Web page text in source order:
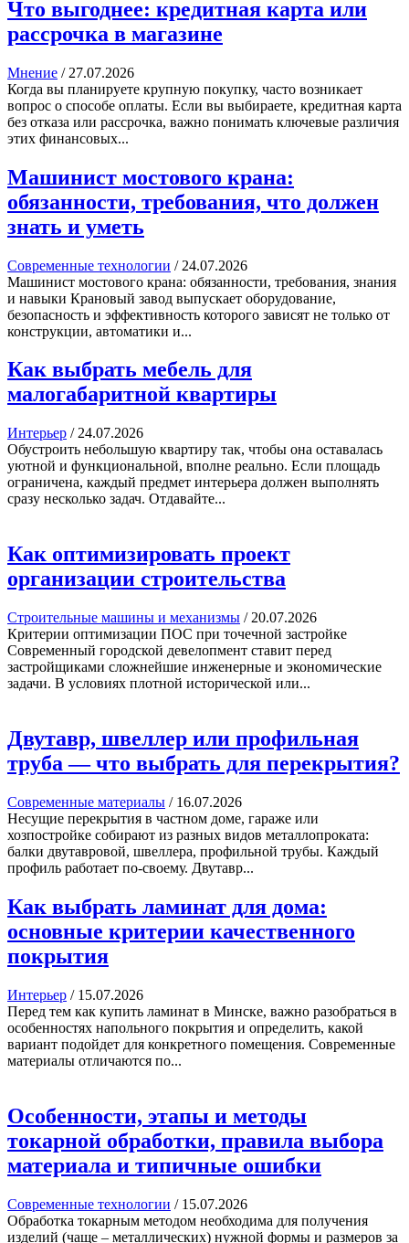
Что выгоднее: кредитная карта или
рассрочка в магазине
Мнение / 27.07.2026
Когда вы планируете крупную покупку, часто возникает
вопрос о способе оплаты. Если вы выбираете, кредитная карта
без отказа или рассрочка, важно понимать ключевые различия
этих финансовых...
Машинист мостового крана:
обязанности, требования, что должен
знать и уметь
Современные технологии / 24.07.2026
Машинист мостового крана: обязанности, требования, знания
и навыки Крановый завод выпускает оборудование,
безопасность и эффективность которого зависят не только от
конструкции, автоматики и...
Как выбрать мебель для
малогабаритной квартиры
Интерьер / 24.07.2026
Обустроить небольшую квартиру так, чтобы она оставалась
уютной и функциональной, вполне реально. Если площадь
ограничена, каждый предмет интерьера должен выполнять
сразу несколько задач. Отдавайте...
Как оптимизировать проект
организации строительства
Строительные машины и механизмы / 20.07.2026
Критерии оптимизации ПОС при точечной застройке
Современный городской девелопмент ставит перед
застройщиками сложнейшие инженерные и экономические
задачи. В условиях плотной исторической или...
Двутавр, швеллер или профильная
труба — что выбрать для перекрытия?
Современные материалы / 16.07.2026
Несущие перекрытия в частном доме, гараже или
хозпостройке собирают из разных видов металлопроката:
балки двутавровой, швеллера, профильной трубы. Каждый
профиль работает по-своему. Двутавр...
Как выбрать ламинат для дома:
основные критерии качественного
покрытия
Интерьер / 15.07.2026
Перед тем как купить ламинат в Минске, важно разобраться в
особенностях напольного покрытия и определить, какой
вариант подойдет для конкретного помещения. Современные
материалы отличаются по...
Особенности, этапы и методы
токарной обработки, правила выбора
материала и типичные ошибки
Современные технологии / 15.07.2026
Обработка токарным методом необходима для получения
изделий (чаще – металлических) нужной формы и размеров за